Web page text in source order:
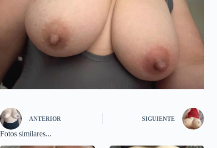
ANTERIOR SIGUIENTE
Fotos similares...